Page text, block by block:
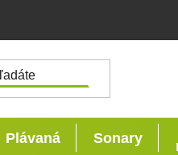
Plávaná Sonary